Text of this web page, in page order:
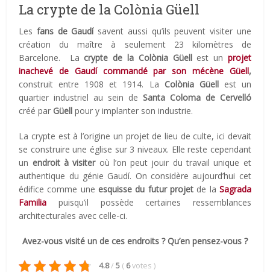
La crypte de la Colònia Güell
Les fans de Gaudí savent aussi qu’ils peuvent visiter une
création du maître à seulement 23 kilomètres de
Barcelone. La crypte de la Colònia Güellest un projet
inachevé de Gaudí commandé par son mécène Güell,
construit entre 1908 et 1914. La Colònia Güellest un
quartier industriel au sein de Santa Coloma de Cervelló
créé par Güell pour y implanter son industrie.
La crypte est à l’origine un projet de lieu de culte, ici devait
se construire une église sur 3 niveaux. Elle reste cependant
un endroit à visiteroù l’on peut jouir du travail unique et
authentique du génie Gaudí. On considère aujourd’hui cet
édifice comme une esquisse du futur projetde la Sagrada
Familia puisqu’il possède certaines ressemblances
architecturales avec celle-ci.
Avez-vous visité un de ces endroits ? Qu’en pensez-vous ?
4.8/ 5 ( 6votes )